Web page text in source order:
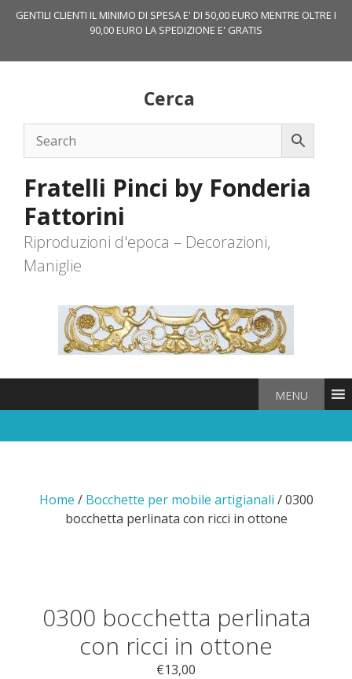
GENTILI CLIENTI IL MINIMO DI SPESA E' DI 50,00 EURO MENTRE OLTRE I
90,00 EURO LA SPEDIZIONE E' GRATIS
Cerca
Fratelli Pinci by Fonderia
Fattorini
Riproduzioni d'epoca – Decorazioni,
Maniglie
MENU
Home / Bocchette per mobile artigianali / 0300
bocchetta perlinata con ricci in ottone
0300 bocchetta perlinata
con ricci in ottone
€13,00